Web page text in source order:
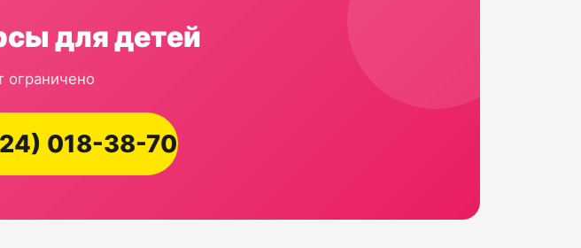
для детей
ограничено
018-38-70